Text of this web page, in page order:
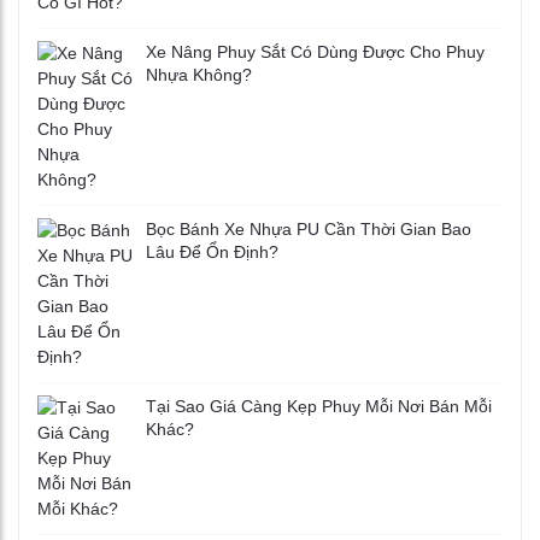
Xe Nâng Phuy Sắt Có Dùng Được Cho Phuy
Nhựa Không?
Bọc Bánh Xe Nhựa PU Cần Thời Gian Bao
Lâu Để Ổn Định?
Tại Sao Giá Càng Kẹp Phuy Mỗi Nơi Bán Mỗi
Khác?